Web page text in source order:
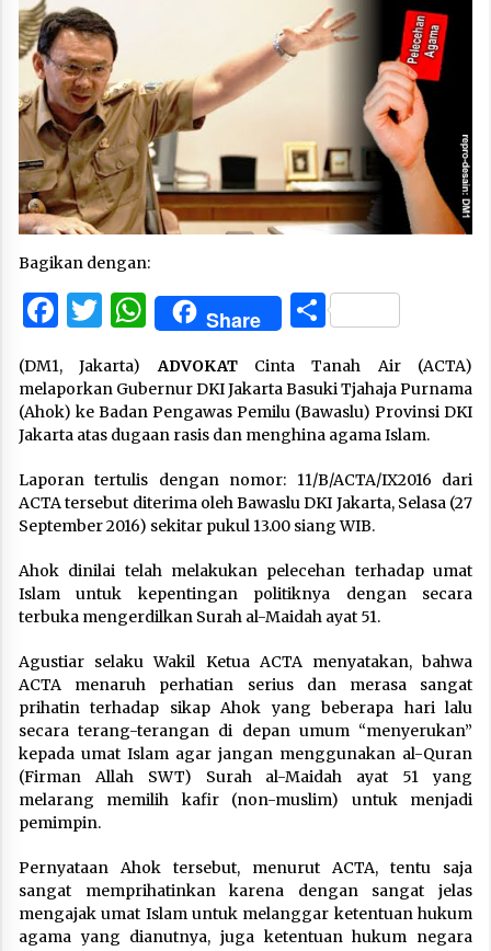
Bagikan dengan:
Facebook
Twitter
WhatsApp
Share Share
(DM1, Jakarta)ADVOKATCinta Tanah Air (ACTA)
melaporkan Gubernur DKI Jakarta Basuki Tjahaja Purnama
(Ahok) ke Badan Pengawas Pemilu (Bawaslu) Provinsi DKI
Jakarta atas dugaan rasis dan menghina agama Islam.
Laporan tertulis dengan nomor: 11/B/ACTA/IX2016 dari
ACTA tersebut diterima oleh Bawaslu DKI Jakarta, Selasa (27
September 2016) sekitar pukul 13.00 siang WIB.
Ahok dinilai telah melakukan pelecehan terhadap umat
Islam untuk kepentingan politiknya dengan secara
terbuka mengerdilkan Surah al-Maidah ayat 51.
Agustiar selaku Wakil Ketua ACTA menyatakan, bahwa
ACTA menaruh perhatian serius dan merasa sangat
prihatin terhadap sikap Ahok yang beberapa hari lalu
secara terang-terangan di depan umum “menyerukan”
kepada umat Islam agar jangan menggunakan al-Quran
(Firman Allah SWT) Surah al-Maidah ayat 51 yang
melarang memilih kafir (non-muslim) untuk menjadi
pemimpin.
Pernyataan Ahok tersebut, menurut ACTA, tentu saja
sangat memprihatinkan karena dengan sangat jelas
mengajak umat Islam untuk melanggar ketentuan hukum
agama yang dianutnya, juga ketentuan hukum negara